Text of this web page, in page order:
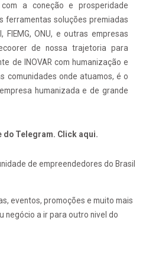
a coneção e prosperidade
ferramentas soluções premiadas
FIEMG, ONU, e outras empresas
de nossa trajetoria para
de INOVAR com humanização e
comunidades onde atuamos, é o
humanizada e de grande
do Telegram. Click aqui.
de empreendedores do Brasil
eventos, promoções e muito mais
negócio a ir para outro nivel do